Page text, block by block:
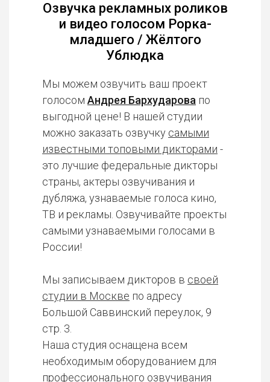
Озвучка рекламных роликов
и видео голосом Рорка-
младшего / Жёлтого
Ублюдка
Мы можем озвучить ваш проект
голосом Андрея Бархударова по
выгодной цене! В нашей студии
можно заказать озвучку самыми
известными топовыми дикторами -
это лучшие федеральные дикторы
страны, актеры озвучивания и
дубляжа, узнаваемые голоса кино,
ТВ и рекламы. Озвучивайте проекты
самыми узнаваемыми голосами в
России!
Мы записываем дикторов в своей
студии в Москве по адресу
Большой Саввинский переулок, 9
стр. 3.
Наша студия оснащена всем
необходимым оборудованием для
профессионального озвучивания